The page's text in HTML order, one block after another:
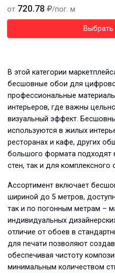
от 720.78 /пог. м
Выбрать
В этой категории
бесшовные обои для
профессиональные
интерьеров, где важны
визуальный эффект.
используются в жилых
ресторанах и кафе, других
большого формата подходят
стен, так и для
Ассортимент включает
шириной до 5 метров,
так и по погонным метрам –
индивидуальных
отличие от обоев в
для печати позволяют
обеспечивая чистоту
минимальным количеством